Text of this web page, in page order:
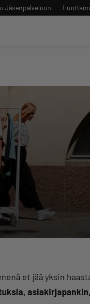
Jäsenpalveluun
et jää yksin